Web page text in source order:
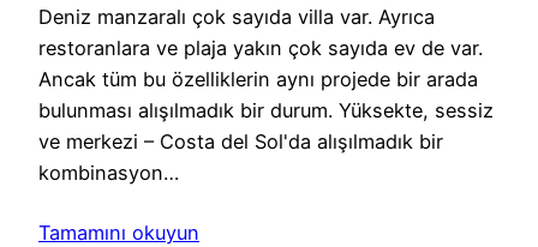
Deniz manzaralı çok sayıda villa var. Ayrıca
restoranlara ve plaja yakın çok sayıda ev de var.
Ancak tüm bu özelliklerin aynı projede bir arada
bulunması alışılmadık bir durum. Yüksekte, sessiz
ve merkezi – Costa del Sol'da alışılmadık bir
kombinasyon…
Tamamını okuyun